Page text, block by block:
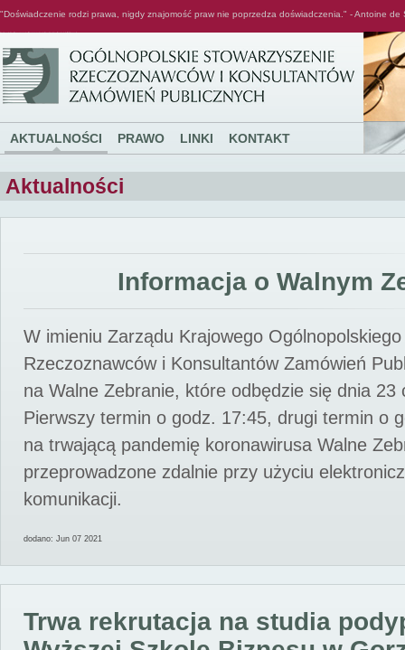
"Doświadczenie rodzi prawa, nigdy znajomość praw nie poprzedza doświadczenia." - Antoine de
AKTUALNOŚCI PRAWO LINKI KONTAKT
Aktualności
Informacja o Walnym
W imieniu Zarządu Krajowego
Rzeczoznawców i Konsultantów Zamówień
na Walne Zebranie, które odbędzie się dnia 23
Pierwszy termin o godz. 17:45, drugi termin o
na trwającą pandemię koronawirusa Walne
przeprowadzone zdalnie przy użyciu
komunikacji.
dodano: Jun 07 2021
Trwa rekrutacja na studia